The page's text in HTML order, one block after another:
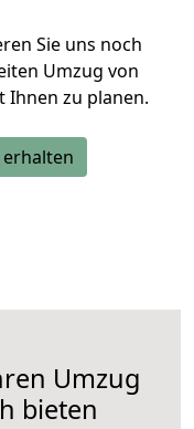
Sie uns noch
Umzug von
Ihnen zu planen.
Umzug
bieten